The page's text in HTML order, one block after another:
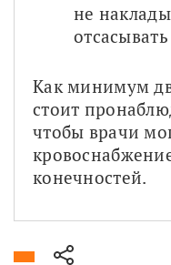
не
Как минимум
стоит
чтобы врачи
конечностей.